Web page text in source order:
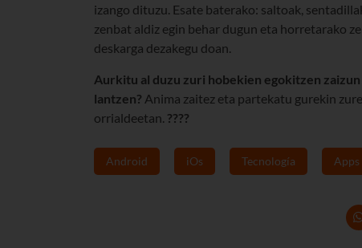
izango dituzu. Esate baterako: saltoak,
zenbat aldiz egin behar dugun eta horretarako
deskarga dezakegu doan.
Aurkitu al duzu zuri hobekien egokitzen
lantzen? Anima zaitez eta partekatu gurekin
orrialdeetan. ????
Android iOs Tecnología Apps